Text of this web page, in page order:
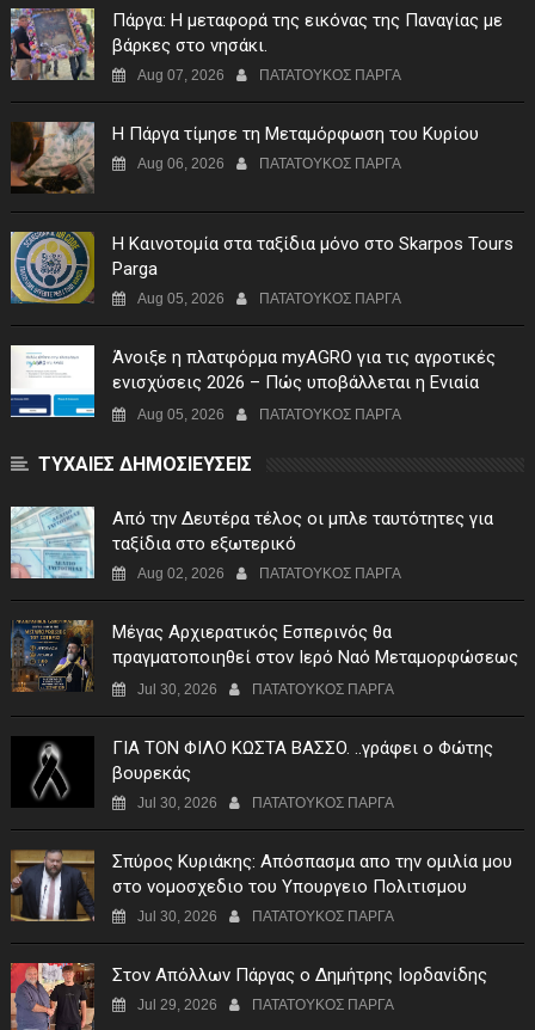
Πάργα: Η μεταφορά της εικόνας της Παναγίας με
βάρκες στο νησάκι.
Aug 07, 2026 ΠΑΤΑΤΟΥΚΟΣ ΠΑΡΓΑ
Η Πάργα τίμησε τη Μεταμόρφωση του Κυρίου
Aug 06, 2026 ΠΑΤΑΤΟΥΚΟΣ ΠΑΡΓΑ
Η Καινοτομία στα ταξίδια μόνο στο Skarpos Tours
Parga
Aug 05, 2026 ΠΑΤΑΤΟΥΚΟΣ ΠΑΡΓΑ
Άνοιξε η πλατφόρμα myAGRO για τις αγροτικές
ενισχύσεις 2026 – Πώς υποβάλλεται η Ενιαία
Αίτηση Ενίσχυσης
Aug 05, 2026 ΠΑΤΑΤΟΥΚΟΣ ΠΑΡΓΑ
ΤΥΧΑΙΕΣ ΔΗΜΟΣΙΕΥΣΕΙΣ
Από την Δευτέρα τέλος οι μπλε ταυτότητες για
ταξίδια στο εξωτερικό
Aug 02, 2026 ΠΑΤΑΤΟΥΚΟΣ ΠΑΡΓΑ
Μέγας Αρχιερατικός Εσπερινός θα
πραγματοποιηθεί στον Ιερό Ναό Μεταμορφώσεως
του Σωτήρος Σταυροχωρίου στης 5 Αυγούστου
Jul 30, 2026 ΠΑΤΑΤΟΥΚΟΣ ΠΑΡΓΑ
ΓIA TON ΦIΛO KΩΣTA BAΣΣO. ..γράφει ο Φώτης
βουρεκάς
Jul 30, 2026 ΠΑΤΑΤΟΥΚΟΣ ΠΑΡΓΑ
Σπύρος Κυριάκης: Απόσπασμα απο την ομιλία μου
στο νομοσχεδιο του Υπουργειο Πολιτισμου
Jul 30, 2026 ΠΑΤΑΤΟΥΚΟΣ ΠΑΡΓΑ
Στον Απόλλων Πάργας ο Δημήτρης Ιορδανίδης
Jul 29, 2026 ΠΑΤΑΤΟΥΚΟΣ ΠΑΡΓΑ